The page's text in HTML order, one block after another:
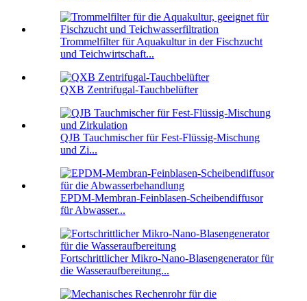
Trommelfilter für Aquakultur in der Fischzucht
und Teichwirtschaft...
QXB Zentrifugal-Tauchbelüfter
QJB Tauchmischer für Fest-Flüssig-Mischung
und Zi...
EPDM-Membran-Feinblasen-Scheibendiffusor
für Abwasser...
Fortschrittlicher Mikro-Nano-Blasengenerator für
die Wasseraufbereitung...